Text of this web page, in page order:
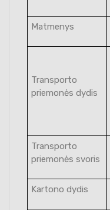
Matmenys
Transporto
priemonės dydis
Transporto
priemonės svoris
Kartono dydis